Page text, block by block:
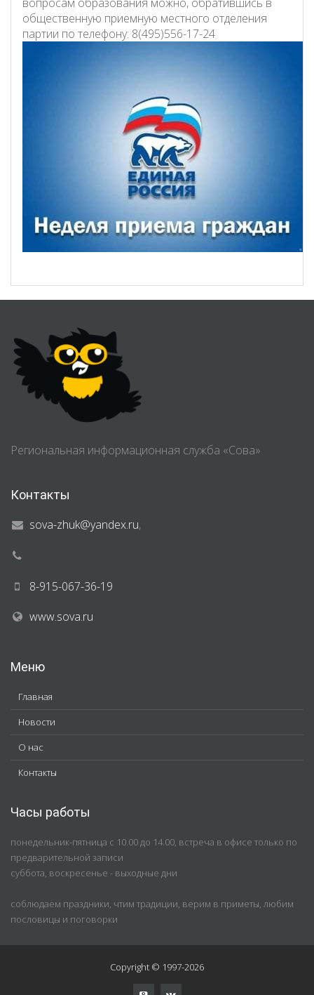
общественную приемную местного отделения
партии по телефону: 8(495)556-17-24
Региональная информационная служба «Сова»
Контакты
sova-zhuk@yandex.ru,
8-915-067-36-19
www.sova.ru
Меню
Главная
Новости
О нас
Контакты
Часы работы
понедельник-пятница с 10.00 до 14.00, встреча в офисе только по
предварительной записи
суббота, воскресенье - выходные дни
соблюдаем праздники, чтим традиции, верим в приметы, любим
пословицы и поговорки
Copyright © 1997-2026